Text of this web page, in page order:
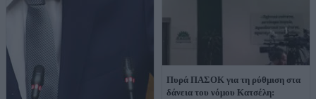
Πυρά ΠΑΣΟΚ για τη ρύθμιση στα
δάνεια του νόμου Κατσέλη: